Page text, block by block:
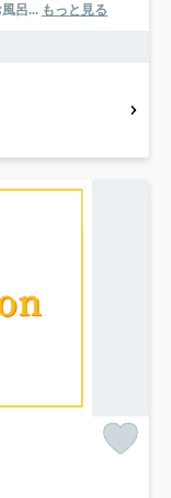
呂... もっと見る